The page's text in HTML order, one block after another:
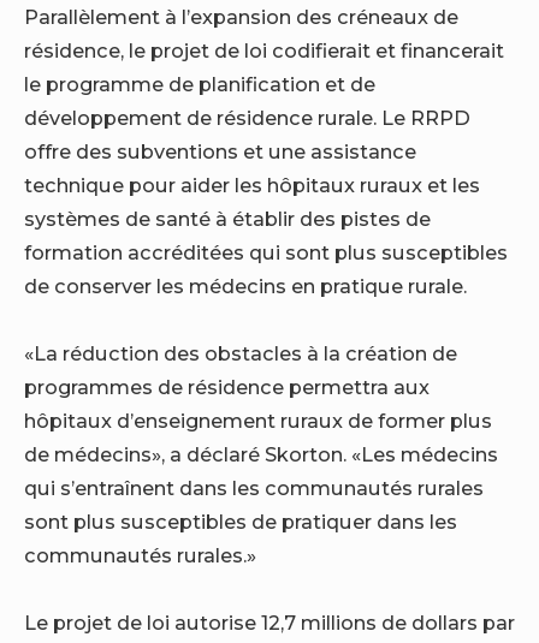
Parallèlement à l’expansion des créneaux de
résidence, le projet de loi codifierait et financerait
le programme de planification et de
développement de résidence rurale. Le RRPD
offre des subventions et une assistance
technique pour aider les hôpitaux ruraux et les
systèmes de santé à établir des pistes de
formation accréditées qui sont plus susceptibles
de conserver les médecins en pratique rurale.
«La réduction des obstacles à la création de
programmes de résidence permettra aux
hôpitaux d’enseignement ruraux de former plus
de médecins», a déclaré Skorton. «Les médecins
qui s’entraînent dans les communautés rurales
sont plus susceptibles de pratiquer dans les
communautés rurales.»
Le projet de loi autorise 12,7 millions de dollars par